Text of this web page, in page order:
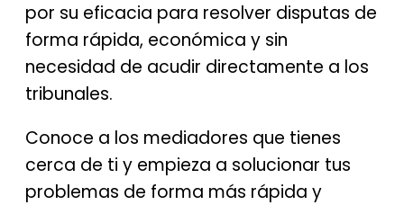
por su eficacia para resolver disputas de
forma rápida, económica y sin
necesidad de acudir directamente a los
tribunales.
Conoce a los mediadores que tienes
cerca de ti y empieza a solucionar tus
problemas de forma más rápida y